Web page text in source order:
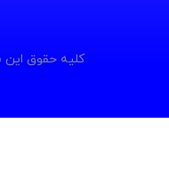
کلیه حقوق این